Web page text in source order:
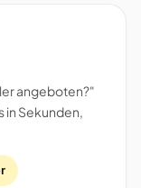
angeboten?"
in Sekunden,